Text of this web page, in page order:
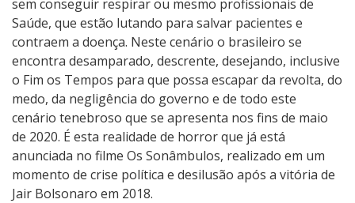
sem conseguir respirar ou mesmo profissionais de
Saúde, que estão lutando para salvar pacientes e
contraem a doença. Neste cenário o brasileiro se
encontra desamparado, descrente, desejando, inclusive
o Fim os Tempos para que possa escapar da revolta, do
medo, da negligência do governo e de todo este
cenário tenebroso que se apresenta nos fins de maio
de 2020. É esta realidade de horror que já está
anunciada no filme Os Sonâmbulos, realizado em um
momento de crise política e desilusão após a vitória de
Jair Bolsonaro em 2018.